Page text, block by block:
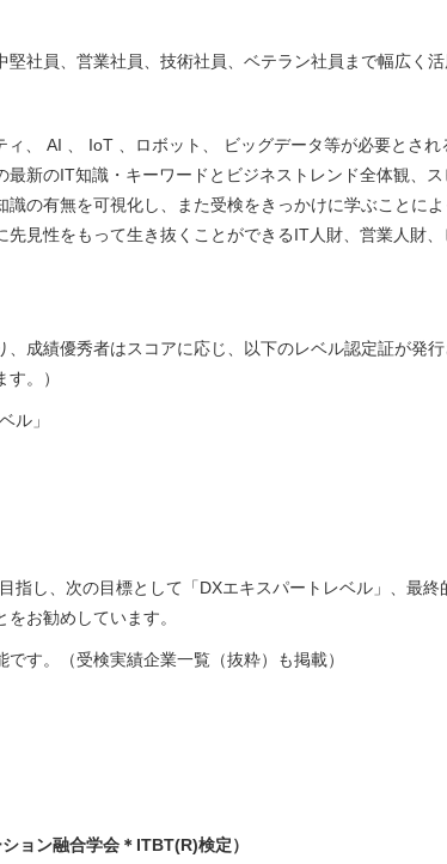
社員、営業社員、技術社員、ベテラン社員まで幅広く活
、 AI IoT
、ロボット、 ビッグデータ等が必要とさ
最新のIT知識・キーワードとビジネストレンド全体観、
の有無を可視化し、また受検をきっかけに学ぶことに
見性をもって生き抜くことができるIT人財、営業人財
、成績優秀者はスコアに応じ、以下のレベル認定証が発
。）
ル」
指し、次の目標として「DXエキスパートレベル」、最終
お勧めしています。
す。（受検実績企業一覧（抜粋）も掲載）
ョン融合学会＊ ITBT(R)検定）